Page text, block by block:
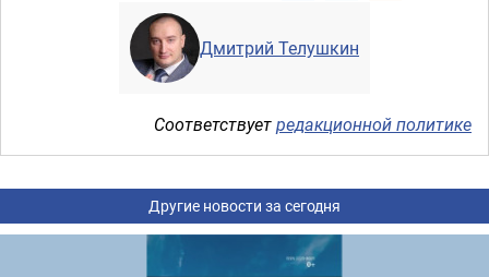
Дмитрий Телушкин
Соответствуетредакционной политике
Другие новости за сегодня